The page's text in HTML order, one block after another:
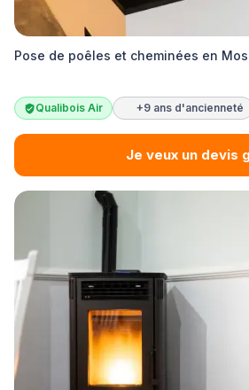
Pose de poêles et cheminées en
Qualibois Air +9 ans d'ancienneté
Je veux un devis